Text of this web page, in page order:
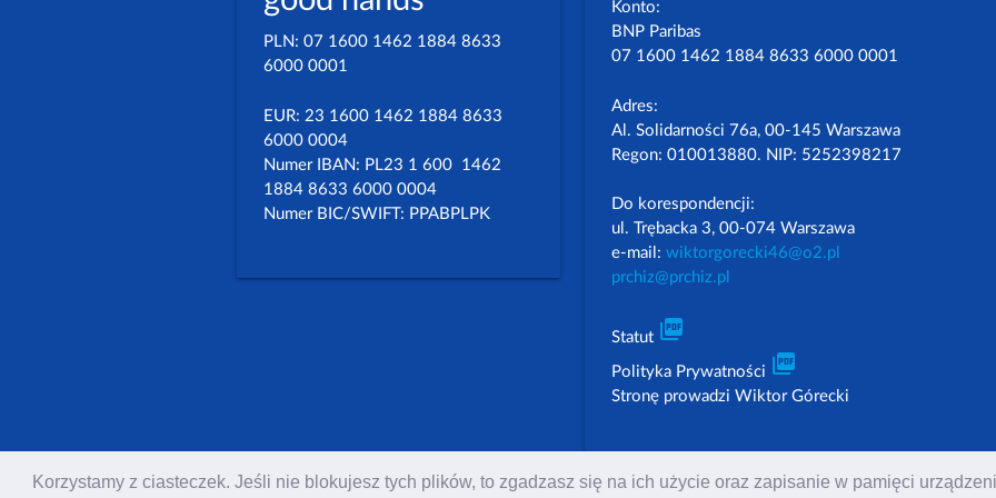
Korzystamy z ciasteczek. Jeśli nie blokujesz tych plików, to zgadzasz się na ich użycie oraz zapisanie w pamięci
Konto:
BNP Paribas
07 1600 1462 1884 8633 6000 0001
Adres:
Al. Solidarności 76a, 00-145 Warszawa
Regon: 010013880. NIP: 5252398217
Do korespondencji:
ul. Trębacka 3, 00-074 Warszawa
e-mail:wiktorgorecki46@o2.pl
prchiz@prchiz.pl
Statut picture_as_pdf
Polityka Prywatności picture_as_pdf
Stronę prowadzi Wiktor Górecki
PLN: 07 1600 1462 1884 8633
6000 0001
EUR: 23 1600 1462 1884 8633
6000 0004
Numer IBAN: PL23 1 600 1462
1884 8633 6000 0004
Numer BIC/SWIFT: PPABPLPK